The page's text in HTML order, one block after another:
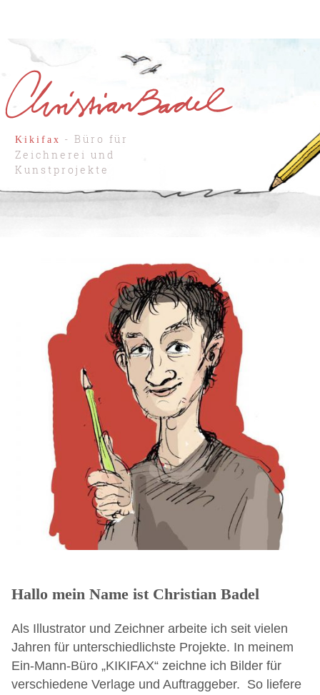
Kikifax - Büro für
Zeichnerei und
Kunstprojekte
Hallo mein Name ist Christian Badel
Als Illustrator und Zeichner arbeite ich seit vielen
Jahren für unterschiedlichste Projekte. In meinem
Ein-Mann-Büro „KIKIFAX“ zeichne ich Bilder für
verschiedene Verlage und Auftraggeber. So liefere